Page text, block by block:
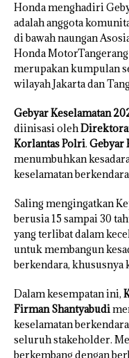
Honda menghadiri
adalah anggota
di bawah naungan
Honda
merupakan kumpulan
wilayah Jakarta dan
Gebyar Keselamatan
diinisasi oleh
Korlantas Polri. Gebyar
menumbuhkan
keselamatan
Saling mengingatkan
berusia 15 sampai 30
yang terlibat dalam
untuk membangun
berkendara, khususnya
Dalam kesempatan ini,
Firman Shantyabudi
keselamatan
seluruh stakeholder.
berkembang dengan